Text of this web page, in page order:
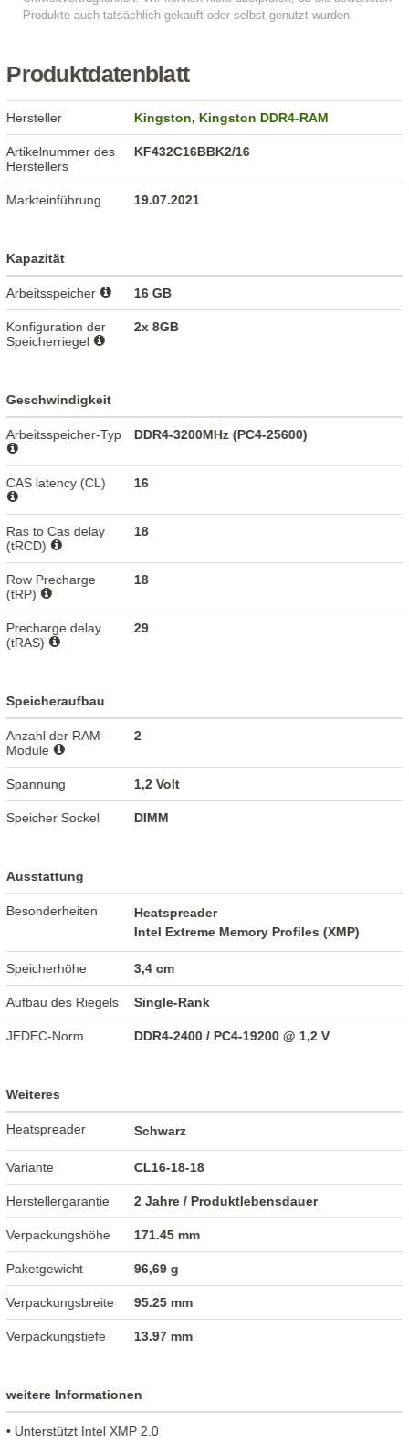
Produktdatenblatt
Hersteller Kingston,Kingston DDR4-RAM
Artikelnummer des
Herstellers
KF432C16BBK2/16
Markteinführung 19.07.2021
Kapazität
Arbeitsspeicher 16 GB
Konfiguration der
Speicherriegel
2x 8GB
Geschwindigkeit
Arbeitsspeicher-Typ DDR4-3200MHz (PC4-25600)
CAS latency (CL) 16
Ras to Cas delay
(tRCD)
18
Row Precharge
(tRP)
18
Precharge delay
(tRAS)
29
Speicheraufbau
Anzahl der RAM-
Module
2
Spannung 1,2 Volt
Speicher Sockel DIMM
Ausstattung
Besonderheiten
Heatspreader
Intel Extreme Memory Profiles (XMP)
Speicherhöhe 3,4 cm
Aufbau des Riegels Single-Rank
JEDEC-Norm DDR4-2400 / PC4-19200 @ 1,2 V
Weiteres
Heatspreader Schwarz
Variante CL16-18-18
Herstellergarantie 2 Jahre / Produktlebensdauer
Verpackungshöhe 171.45 mm
Paketgewicht 96,69 g
Verpackungsbreite 95.25 mm
Verpackungstiefe 13.97 mm
weitere Informationen
• Unterstützt Intel XMP 2.0